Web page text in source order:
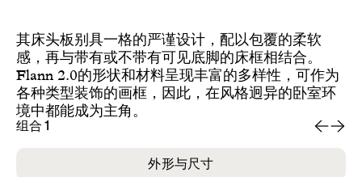
其床头板别具一格的严谨设计，配以包覆的柔软
感，再与带有或不带有可见底脚的床框相结合。
Flann 2.0的形状和材料呈现丰富的多样性，可作为
各种类型装饰的画框，因此，在风格迥异的卧室环
境中都能成为主角。
组合 1
外形与尺寸